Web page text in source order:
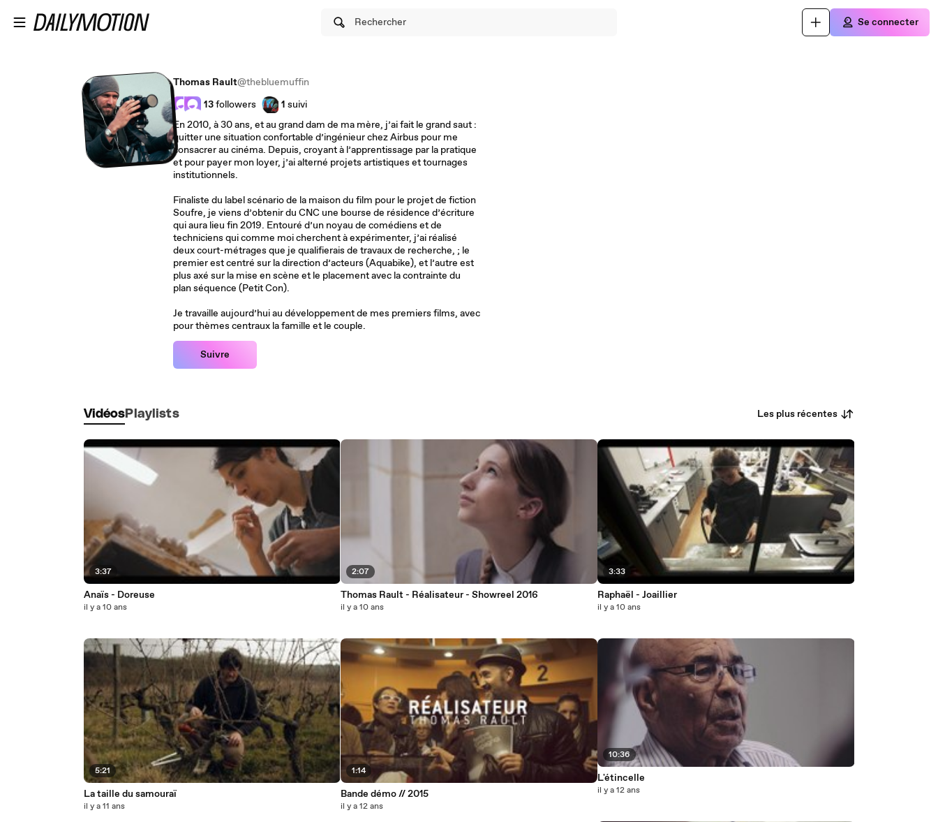
Rechercher Se connecter
Thomas Rault@thebluemuffin
13followers 1 suivi
En 2010, à 30 ans, et au grand dam de ma mère, j’ai fait le grand saut :
quitter une situation confortable d’ingénieur chez Airbus pour me
consacrer au cinéma. Depuis, croyant à l’apprentissage par la pratique
et pour payer mon loyer, j’ai alterné projets artistiques et tournages
institutionnels.
Finaliste du label scénario de la maison du film pour le projet de fiction
Soufre, je viens d’obtenir du CNC une bourse de résidence d’écriture
qui aura lieu fin 2019. Entouré d’un noyau de comédiens et de
techniciens qui comme moi cherchent à expérimenter, j’ai réalisé
deux court-métrages que je qualifierais de travaux de recherche, ; le
premier est centré sur la direction d’acteurs (Aquabike), et l’autre est
plus axé sur la mise en scène et le placement avec la contrainte du
plan séquence (Petit Con).
Je travaille aujourd’hui au développement de mes premiers films, avec
pour thèmes centraux la famille et le couple.
Suivre
Vidéos Playlists Les plus récentes
3:37
Anaïs - Doreuse
il y a 10 ans
5:21
La taille du samouraï
il y a 11 ans
2:07
Thomas Rault - Réalisateur - Showreel 2016
il y a 10 ans
1:14
Bande démo // 2015
il y a 12 ans
3:33
Raphaël - Joaillier
il y a 10 ans
10:36
L'étincelle
il y a 12 ans